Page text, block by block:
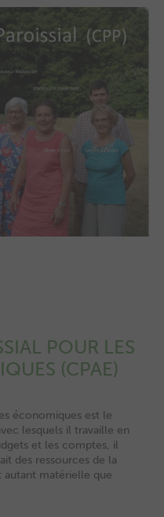
POUR LES
(CPAE)
économiques est le
lesquels il travaille en
et les comptes, il
des ressources de la
autant matérielle que